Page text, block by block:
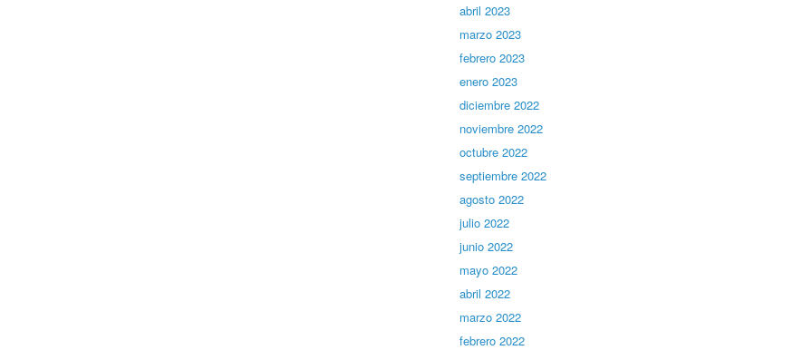
abril 2023
marzo 2023
febrero 2023
enero 2023
diciembre 2022
noviembre 2022
octubre 2022
septiembre 2022
agosto 2022
julio 2022
junio 2022
mayo 2022
abril 2022
marzo 2022
febrero 2022